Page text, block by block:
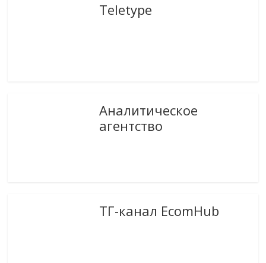
Teletype
Аналитическое
агентство
ТГ-канал EcomHub